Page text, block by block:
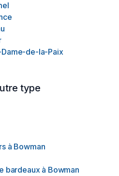
de-la-Paix
type
à Bowman
bardeaux à Bowman